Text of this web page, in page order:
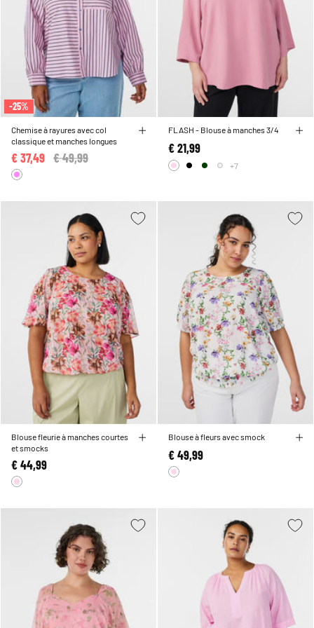
-25%
Chemise à rayures avec col
classique et manches longues
Price reduced from
€ 49,99
€ 37,49
FLASH - Blouse à manches 3/4
€ 21,99
+7
Blouse fleurie à manches courtes
et smocks
€ 44,99
Blouse à fleurs avec smock
€ 49,99